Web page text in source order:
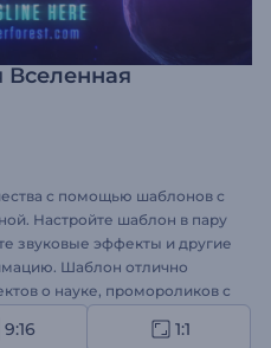
Вселенная
с помощью шаблонов с
Настройте шаблон в пару
звуковые эффекты и другие
Шаблон отлично
о науке, промороликов с
и многого другого.
9:16 1:1